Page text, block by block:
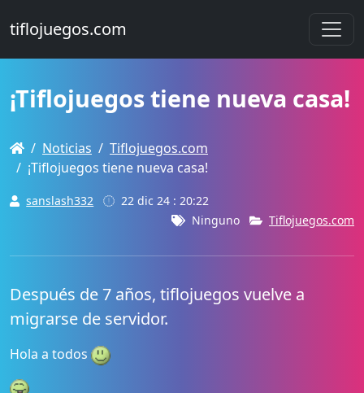
tiflojuegos.com
¡Tiflojuegos tiene nueva casa!
Noticias
Tiflojuegos.com
¡Tiflojuegos tiene nueva casa!
sanslash332
22 dic 24 : 20:22
Ninguno
Tiflojuegos.com
Después de 7 años, tiflojuegos vuelve a
migrarse de servidor.
Hola a todos